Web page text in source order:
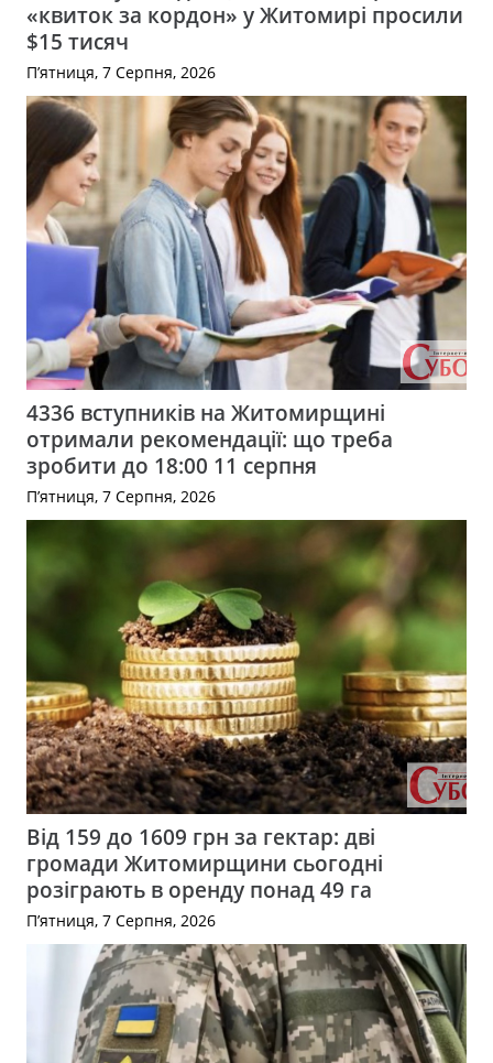
«квиток за кордон» у Житомирі просили
$15 тисяч
П’ятниця, 7 Серпня, 2026
4336 вступників на Житомирщині
отримали рекомендації: що треба
зробити до 18:00 11 серпня
П’ятниця, 7 Серпня, 2026
Від 159 до 1609 грн за гектар: дві
громади Житомирщини сьогодні
розіграють в оренду понад 49 га
П’ятниця, 7 Серпня, 2026